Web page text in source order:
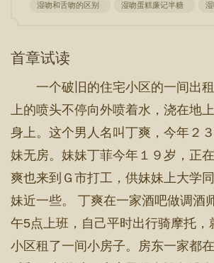
湿吻和舌吻的区别 湿吻蛋糕廉记半糖
首章试读
一个破旧的住宅小区的一间出
上的喷头不停向外喷着水，浇在地
身上。这个男人名叫丁爽，今年２
妹无房。妹妹丁菲今年１９岁，正
爽也来到Ｇ市打工，供妹妹上大学
妹近一些。 丁爽在一家酒吧做调酒
午5点上班，自己平时出行骑摩托，
小区租了一间小房子。房东一家都